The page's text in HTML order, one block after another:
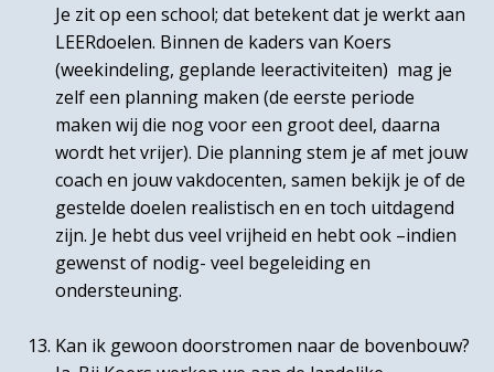
Je zit op een school; dat betekent dat je werkt aan
LEERdoelen. Binnen de kaders van Koers
(weekindeling, geplande leeractiviteiten) mag je
zelf een planning maken (de eerste periode
maken wij die nog voor een groot deel, daarna
wordt het vrijer). Die planning stem je af met jouw
coach en jouw vakdocenten, samen bekijk je of de
gestelde doelen realistisch en en toch uitdagend
zijn. Je hebt dus veel vrijheid en hebt ook –indien
gewenst of nodig- veel begeleiding en
ondersteuning.
Kan ik gewoon doorstromen naar de bovenbouw?